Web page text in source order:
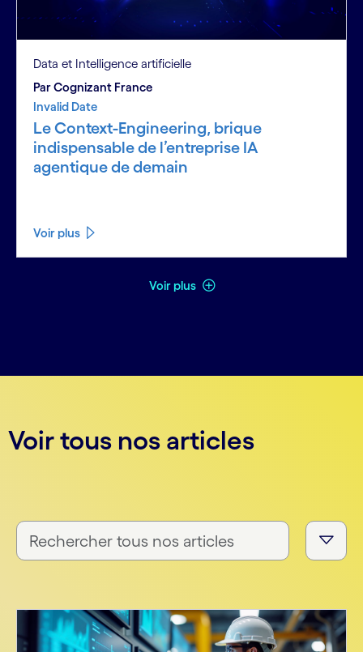
Data et Intelligence artificielle
Par Cognizant France
Invalid Date
Le Context-Engineering, brique
indispensable de l’entreprise IA
agentique de demain
Voir plus
Voir plus Voir moins
Voir tous nos articles